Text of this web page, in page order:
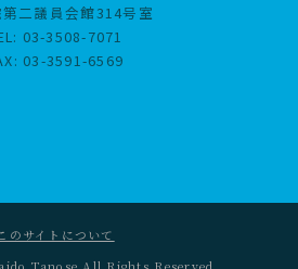
二議員会館314号室
03-3508-7071
03-3591-6569
のサイトについて